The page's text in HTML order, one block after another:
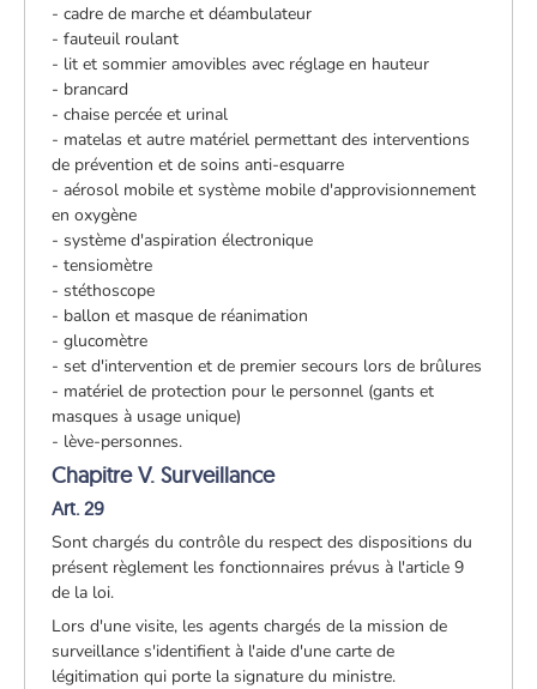
- cadre de marche et déambulateur
- fauteuil roulant
- lit et sommier amovibles avec réglage en hauteur
- brancard
- chaise percée et urinal
- matelas et autre matériel permettant des interventions
de prévention et de soins anti-esquarre
- aérosol mobile et système mobile d'approvisionnement
en oxygène
- système d'aspiration électronique
- tensiomètre
- stéthoscope
- ballon et masque de réanimation
- glucomètre
- set d'intervention et de premier secours lors de brûlures
- matériel de protection pour le personnel (gants et
masques à usage unique)
- lève-personnes.
Chapitre V. Surveillance
Art. 29
Sont chargés du contrôle du respect des dispositions du
présent règlement les fonctionnaires prévus à l'article 9
de la loi.
Lors d'une visite, les agents chargés de la mission de
surveillance s'identifient à l'aide d'une carte de
légitimation qui porte la signature du ministre.